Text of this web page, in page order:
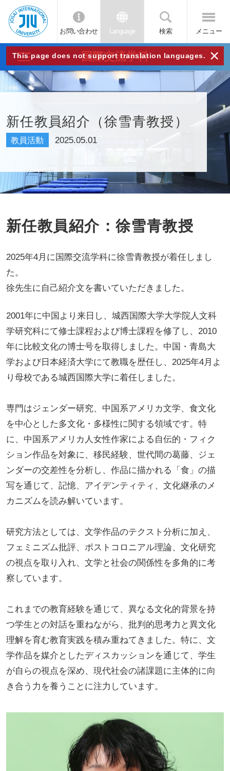
JIU
城西
国際
大学
お問い合わせ Language 検索 メニュー
This page does not support translation languages. ×
国際交流学科
新任教員紹介（徐雪青教授）
教員活動 2025.05.01
新任教員紹介：徐雪青教授
2025年4月に国際交流学科に徐雪青教授が着任しまし
た。
徐先生に自己紹介文を書いていただきました。
2001年に中国より来日し、城西国際大学大学院人文科
学研究科にて修士課程および博士課程を修了し、2010
年に比較文化の博士号を取得しました。中国・青島大
学および日本経済大学にて教職を歴任し、2025年4月よ
り母校である城西国際大学に着任しました。
専門はジェンダー研究、中国系アメリカ文学、食文化
を中心とした多文化・多様性に関する領域です。特
に、中国系アメリカ人女性作家による自伝的・フィク
ション作品を対象に、移民経験、世代間の葛藤、ジェ
ンダーの交差性を分析し、作品に描かれる「食」の描
写を通じて、記憶、アイデンティティ、文化継承のメ
カニズムを読み解いています。
研究方法としては、文学作品のテクスト分析に加え、
フェミニズム批評、ポストコロニアル理論、文化研究
の視点を取り入れ、文学と社会の関係性を多角的に考
察しています。
これまでの教育経験を通じて、異なる文化的背景を持
つ学生との対話を重ねながら、批判的思考力と異文化
理解を育む教育実践を積み重ねてきました。特に、文
学作品を媒介としたディスカッションを通じて、学生
が自らの視点を深め、現代社会の諸課題に主体的に向
き合う力を養うことに注力しています。